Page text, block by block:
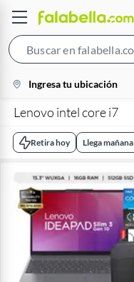
location-
icon
Ingresa tu ubicación
Lenovo intel core i7
Retira hoy Llega mañana